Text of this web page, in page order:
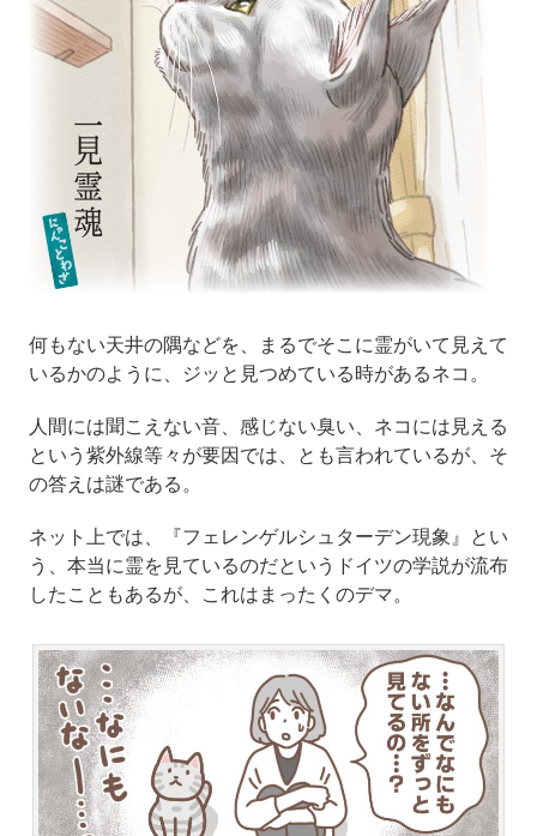
何もない天井の隅などを、まるでそこに霊がいて見えて
いるかのように、ジッと見つめている時があるネコ。
人間には聞こえない音、感じない臭い、ネコには見える
という紫外線等々が要因では、とも言われているが、そ
の答えは謎である。
ネット上では、『フェレンゲルシュターデン現象』とい
う、本当に霊を見ているのだというドイツの学説が流布
したこともあるが、これはまったくのデマ。